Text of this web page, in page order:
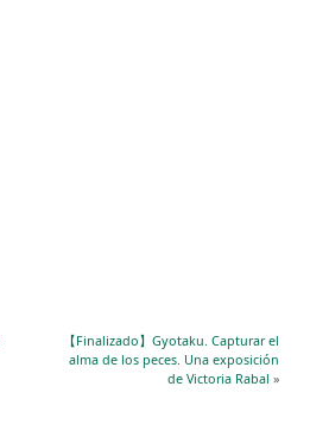
【Finalizado】Gyotaku. Capturar el
alma de los peces. Una exposición
de Victoria Rabal »